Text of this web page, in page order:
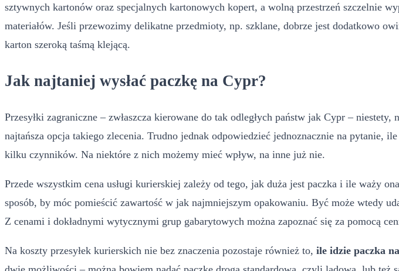
sztywnych kartonów oraz specjalnych kartonowych kopert, a wolną przestrzeń szczelnie
materiałów. Jeśli przewozimy delikatne przedmioty, np. szklane, dobrze jest dodatkowo
karton szeroką taśmą klejącą.
Jak najtaniej wysłać paczkę na Cypr?
Przesyłki zagraniczne – zwłaszcza kierowane do tak odległych państw jak Cypr –
najtańsza opcja takiego zlecenia. Trudno jednak odpowiedzieć jednoznacznie na pytanie,
kilku czynników. Na niektóre z nich możemy mieć wpływ, na inne już nie.
Przede wszystkim cena usługi kurierskiej zależy od tego, jak duża jest paczka i ile waży
sposób, by móc pomieścić zawartość w jak najmniejszym opakowaniu. Być może wtedy
Z cenami i dokładnymi wytycznymi grup gabarytowych można zapoznać się za pomocą
Na koszty przesyłek kurierskich nie bez znaczenia pozostaje również to, ile idzie paczka